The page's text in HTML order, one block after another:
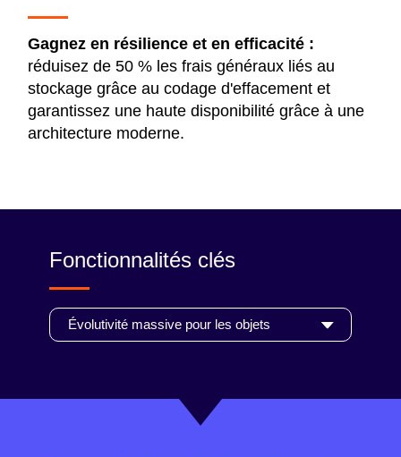
Gagnez en résilience et en efficacité :
réduisez de 50 % les frais généraux liés au
stockage grâce au codage d'effacement et
garantissez une haute disponibilité grâce à une
architecture moderne.
Fonctionnalités clés